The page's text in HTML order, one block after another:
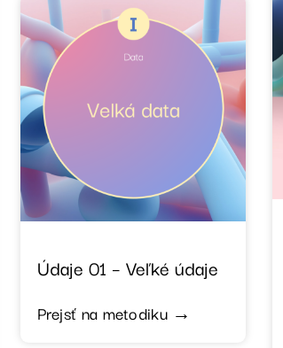
Údaje 01 – Veľké údaje
Prejsť na metodiku →